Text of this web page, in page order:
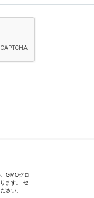
GMOグロ
ます。 セ
さい。